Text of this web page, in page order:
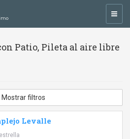
Patio, Pileta al aire libre
Mostrar filtros
Levalle